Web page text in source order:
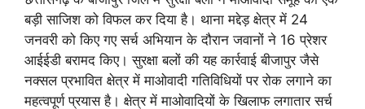
बड़ी साजिश को विफल कर दिया है। थाना मद्देड़ क्षेत्र में 24
जनवरी को किए गए सर्च अभियान के दौरान जवानों ने 16 प्रेशर
आईईडी बरामद किए। सुरक्षा बलों की यह कार्रवाई बीजापुर जैसे
नक्सल प्रभावित क्षेत्र में माओवादी गतिविधियों पर रोक लगाने का
महत्वपूर्ण प्रयास है। क्षेत्र में माओवादियों के खिलाफ लगातार सर्च